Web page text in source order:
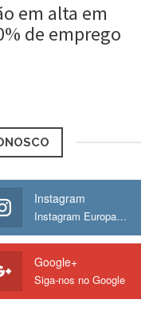
em alta em
de emprego
Instagram
Instagram Europamos
Google+
Siga-nos no Google